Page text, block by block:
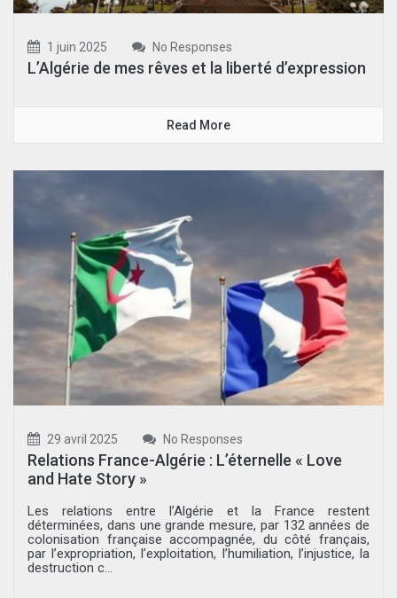
1 juin 2025 No Responses
L’Algérie de mes rêves et la liberté d’expression
Read More
29 avril 2025 No Responses
Relations France-Algérie : L’éternelle « Love
and Hate Story »
Les relations entre l’Algérie et la France restent
déterminées, dans une grande mesure, par 132 années de
colonisation française accompagnée, du côté français,
par l’expropriation, l’exploitation, l’humiliation, l’injustice, la
destruction c...